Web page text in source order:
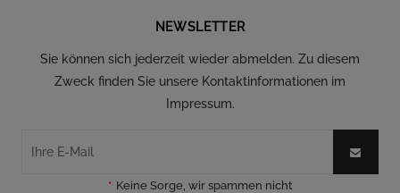
NEWSLETTER
Sie können sich jederzeit wieder abmelden. Zu diesem
Zweck finden Sie unsere Kontaktinformationen im
Impressum.
* Keine Sorge, wir spammen nicht